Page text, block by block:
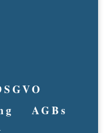
AGBs